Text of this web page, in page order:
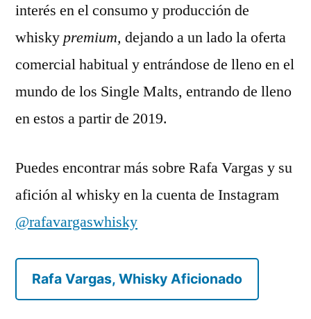
interés en el consumo y producción de
whiskypremium, dejando a un lado la oferta
comercial habitual y entrándose de lleno en el
mundo de los Single Malts, entrando de lleno
en estos a partir de 2019.
Puedes encontrar más sobre Rafa Vargas y su
afición al whisky en la cuenta de Instagram
@rafavargaswhisky
Rafa Vargas, Whisky Aficionado